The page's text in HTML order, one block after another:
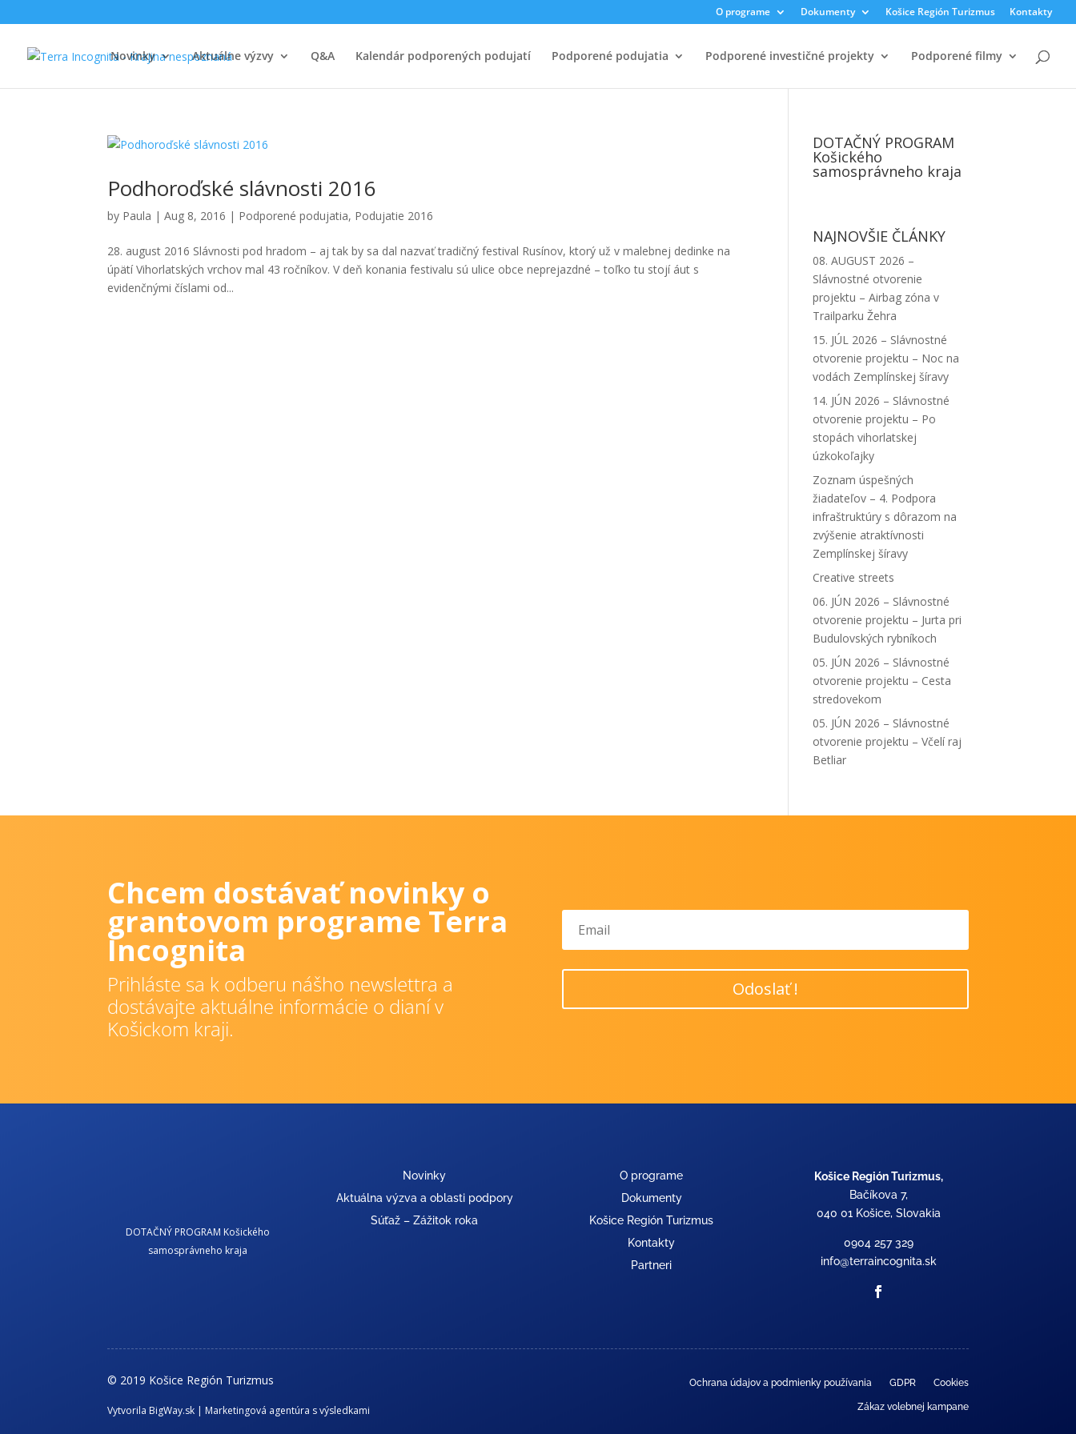
O programe Dokumenty Košice Región Turizmus Kontakty
Novinky Aktuálne výzvy Q&A Kalendár podporených podujatí Podporené podujatia Podporené investičné projekty Podporené filmy
Podhoroďské slávnosti 2016
by Paula |Aug 8, 2016 | Podporené podujatia, Podujatie 2016
28. august 2016 Slávnosti pod hradom – aj tak by sa dal nazvať tradičný festival Rusínov, ktorý už v malebnej dedinke na
úpätí Vihorlatských vrchov mal 43 ročníkov. V deň konania festivalu sú ulice obce neprejazdné – toľko tu stojí áut s
evidenčnými číslami od...
DOTAČNÝ PROGRAM
Košického
samosprávneho kraja
NAJNOVŠIE ČLÁNKY
08. AUGUST 2026 –
Slávnostné otvorenie
projektu – Airbag zóna v
Trailparku Žehra
15. JÚL 2026 – Slávnostné
otvorenie projektu – Noc na
vodách Zemplínskej šíravy
14. JÚN 2026 – Slávnostné
otvorenie projektu – Po
stopách vihorlatskej
úzkokoľajky
Zoznam úspešných
žiadateľov – 4. Podpora
infraštruktúry s dôrazom na
zvýšenie atraktívnosti
Zemplínskej šíravy
Creative streets
06. JÚN 2026 – Slávnostné
otvorenie projektu – Jurta pri
Budulovských rybníkoch
05. JÚN 2026 – Slávnostné
otvorenie projektu – Cesta
stredovekom
05. JÚN 2026 – Slávnostné
otvorenie projektu – Včelí raj
Betliar
Chcem dostávať novinky o
grantovom programe Terra
Incognita
Prihláste sa k odberu nášho newslettra a
dostávajte aktuálne informácie o dianí v
Košickom kraji.
Odoslať !
DOTAČNÝ PROGRAM Košického
samosprávneho kraja
Novinky
Aktuálna výzva a oblasti podpory
Súťaž – Zážitok roka
O programe
Dokumenty
Košice Región Turizmus
Kontakty
Partneri
Košice Región Turizmus,
Bačíkova 7,
040 01 Košice, Slovakia
0904 257 329
info@terraincognita.sk
© 2019 Košice Región Turizmus
Vytvorila BigWay.sk | Marketingová agentúra s výsledkami
Ochrana údajov a podmienky používania GDPR Cookies
Zákaz volebnej kampane